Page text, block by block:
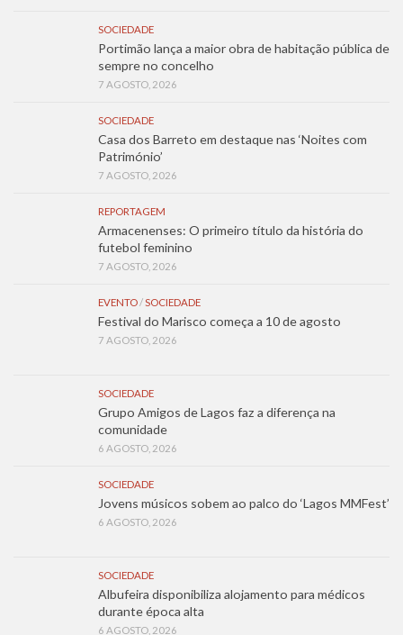
SOCIEDADE
Portimão lança a maior obra de habitação pública de
sempre no concelho
7 AGOSTO, 2026
SOCIEDADE
Casa dos Barreto em destaque nas ‘Noites com
Património’
7 AGOSTO, 2026
REPORTAGEM
Armacenenses: O primeiro título da história do
futebol feminino
7 AGOSTO, 2026
EVENTO/SOCIEDADE
Festival do Marisco começa a 10 de agosto
7 AGOSTO, 2026
SOCIEDADE
Grupo Amigos de Lagos faz a diferença na
comunidade
6 AGOSTO, 2026
SOCIEDADE
Jovens músicos sobem ao palco do ‘Lagos MMFest’
6 AGOSTO, 2026
SOCIEDADE
Albufeira disponibiliza alojamento para médicos
durante época alta
6 AGOSTO, 2026